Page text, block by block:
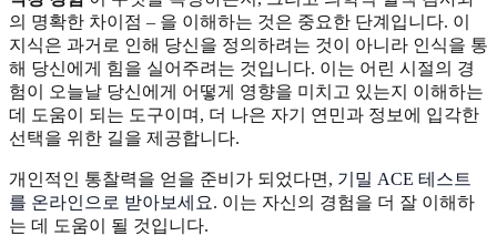
의 명확한 차이점 – 을 이해하는 것은 중요한 단계입니다. 이
지식은 과거로 인해 당신을 정의하려는 것이 아니라 인식을 통
해 당신에게 힘을 실어주려는 것입니다. 이는 어린 시절의 경
험이 오늘날 당신에게 어떻게 영향을 미치고 있는지 이해하는
데 도움이 되는 도구이며, 더 나은 자기 연민과 정보에 입각한
선택을 위한 길을 제공합니다.
개인적인 통찰력을 얻을 준비가 되었다면, 기밀 ACE 테스트
를 온라인으로 받아보세요. 이는 자신의 경험을 더 잘 이해하
는 데 도움이 될 것입니다.